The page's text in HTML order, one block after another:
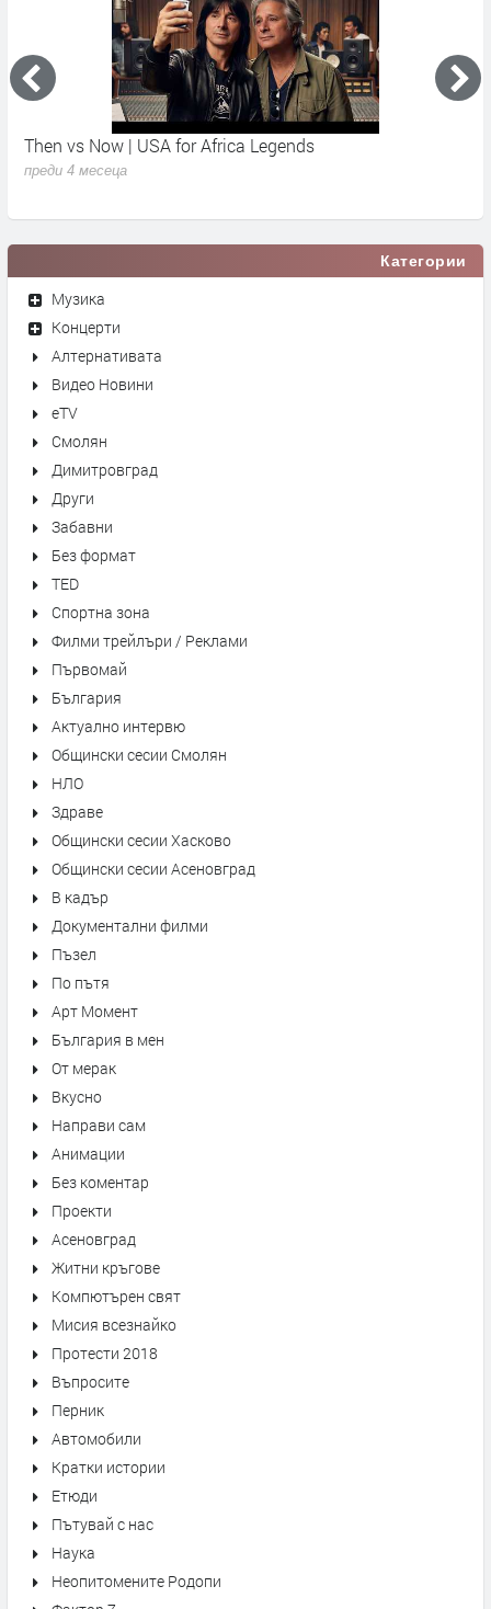
Then vs Now | USA for Africa Legends
преди 4 месеца
Категории
Музика
Концерти
Алтернативата
Видео Новини
eTV
Смолян
Димитровград
Други
Забавни
Без формат
TED
Спортна зона
Филми трейлъри / Реклами
Първомай
България
Актуално интервю
Общински сесии Смолян
НЛО
Здраве
Общински сесии Хасково
Общински сесии Асеновград
В кадър
Документални филми
Пъзел
По пътя
Арт Момент
България в мен
От мерак
Вкусно
Направи сам
Анимации
Без коментар
Проекти
Асеновград
Житни кръгове
Компютърен свят
Мисия всезнайко
Протести 2018
Въпросите
Перник
Автомобили
Кратки истории
Етюди
Пътувай с нас
Наука
Неопитомените Родопи